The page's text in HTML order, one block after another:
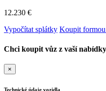
12.230 €
Vypočítat splátky Koupit
Chci koupit vůz z vaší
×
Technické údaje vozidla